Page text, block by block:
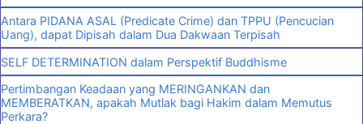
Antara PIDANA ASAL (Predicate Crime) dan TPPU (Pencucian
Uang), dapat Dipisah dalam Dua Dakwaan Terpisah
SELF DETERMINATION dalam Perspektif Buddhisme
Pertimbangan Keadaan yang MERINGANKAN dan
MEMBERATKAN, apakah Mutlak bagi Hakim dalam Memutus
Perkara?